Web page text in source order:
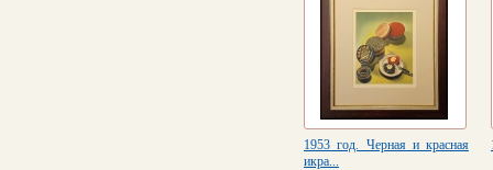
1953 год. Черная и красная
икра...